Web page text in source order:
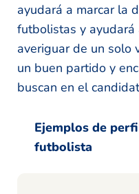
ayudará a marcar la
futbolistas y ayudará
averiguar de un solo
un buen partido y
buscan en el
Ejemplos de
futbolista